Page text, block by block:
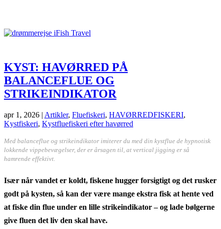
KYST: HAVØRRED PÅ
BALANCEFLUE OG
STRIKEINDIKATOR
apr 1, 2026 | Artikler, Fluefiskeri, HAVØRREDFISKERI,
Kystfiskeri, Kystfluefiskeri efter havørred
Med balanceflue og strikeindikator imiterer du med din kystflue de hypnotisk
lokkende vippebevægelser, der er årsagen til, at vertical jigging er så
hamrende effektivt.
Især når vandet er koldt, fiskene hugger forsigtigt og det rusker
godt på kysten, så kan der være mange ekstra fisk at hente ved
at fiske din flue under en lille strikeindikator – og lade bølgerne
give fluen det liv den skal have.